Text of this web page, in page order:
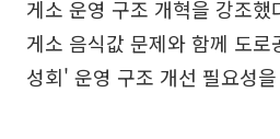
게소 운영 구조 개혁을 강조
게소 음식값 문제와 함께 도
성회' 운영 구조 개선 필요성